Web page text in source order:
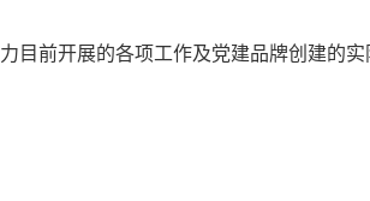
目前开展的各项工作及党建品牌创建的